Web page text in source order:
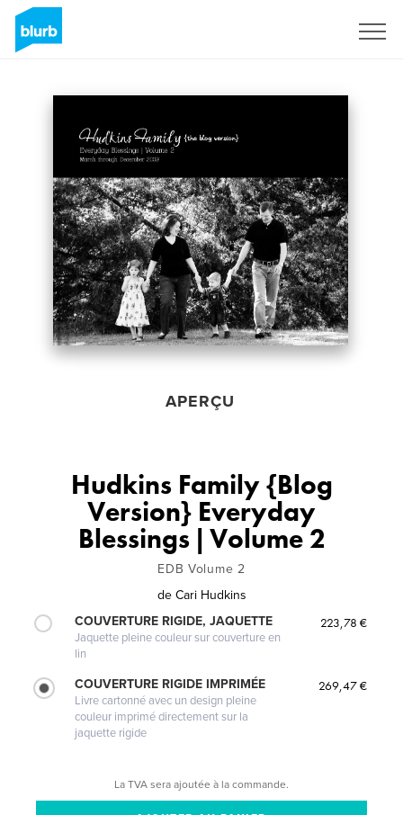
APERÇU
Hudkins Family {Blog
Version} Everyday
Blessings | Volume 2
EDB Volume 2
de Cari Hudkins
COUVERTURE RIGIDE, JAQUETTE
Jaquette pleine couleur sur couverture en
lin
223,78 €
COUVERTURE RIGIDE IMPRIMÉE
Livre cartonné avec un design pleine
couleur imprimé directement sur la
jaquette rigide
269,47 €
La TVA sera ajoutée à la commande.